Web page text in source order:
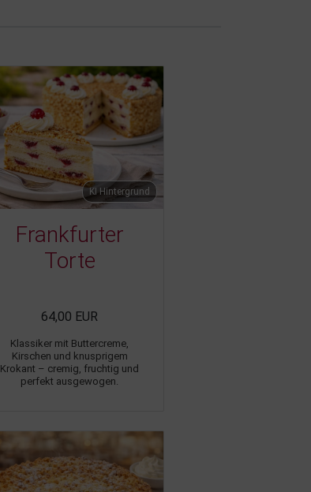
KI Hintergrund
Frankfurter
Torte
64,00 EUR
Klassiker mit Buttercreme,
Kirschen und knusprigem
Krokant – cremig, fruchtig und
perfekt ausgewogen.